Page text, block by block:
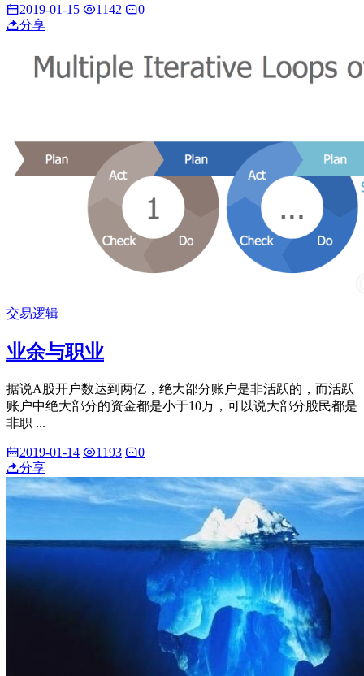
2019-01-15 1142
0
分享
交易逻辑
业余与职业
据说A股开户数达到两亿，绝大部分账户是非活跃的，而活跃
账户中绝大部分的资金都是小于10万，可以说大部分股民都是
非职 ...
2019-01-14 1193
0
分享